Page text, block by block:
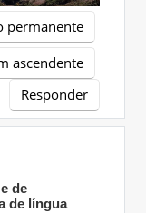
permanente
ascendente
Responder
de
de língua